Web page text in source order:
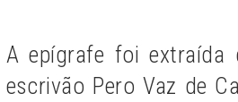
A epígrafe foi
escrivão Pero Vaz de